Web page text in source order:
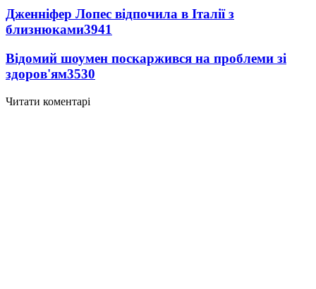
Дженніфер Лопес відпочила в Італії з
близнюками3941
Відомий шоумен поскаржився на проблеми зі
здоров'ям3530
Читати коментарі